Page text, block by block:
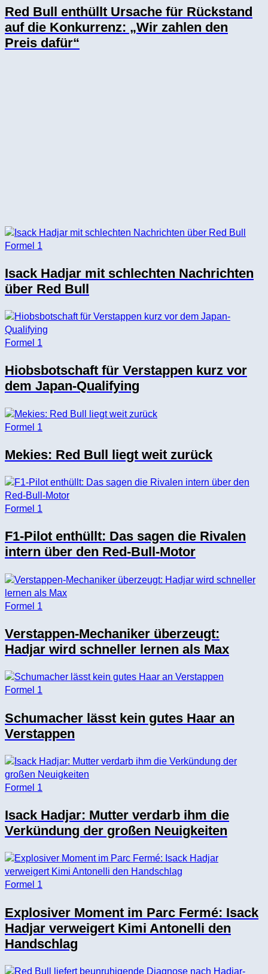
Red Bull enthüllt Ursache für Rückstand
auf die Konkurrenz: „Wir zahlen den
Preis dafür“
Formel 1
Isack Hadjar mit schlechten Nachrichten
über Red Bull
Formel 1
Hiobsbotschaft für Verstappen kurz vor
dem Japan-Qualifying
Formel 1
Mekies: Red Bull liegt weit zurück
Formel 1
F1-Pilot enthüllt: Das sagen die Rivalen
intern über den Red-Bull-Motor
Formel 1
Verstappen-Mechaniker überzeugt:
Hadjar wird schneller lernen als Max
Formel 1
Schumacher lässt kein gutes Haar an
Verstappen
Formel 1
Isack Hadjar: Mutter verdarb ihm die
Verkündung der großen Neuigkeiten
Formel 1
Explosiver Moment im Parc Fermé: Isack
Hadjar verweigert Kimi Antonelli den
Handschlag